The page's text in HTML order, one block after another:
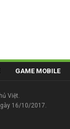
GAME MOBILE
Việt.
16/10/2017.